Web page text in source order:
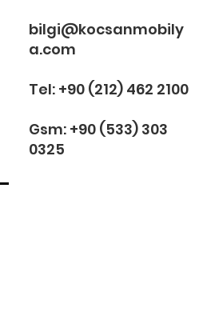
bilgi@kocsanmobily
a.com
Tel: +90 (212) 462 2100
Gsm: +90 (533) 303
0325